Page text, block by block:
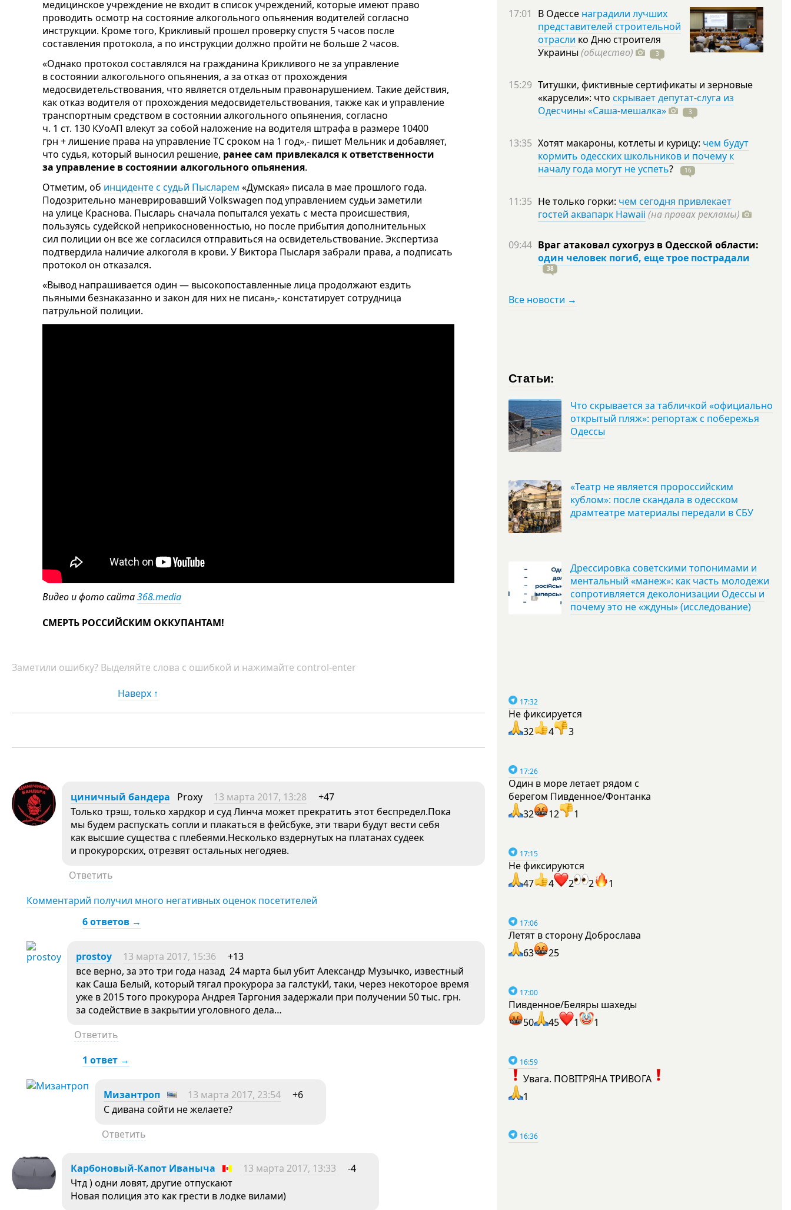
медицинское учреждение не входит в список учреждений, которые имеют право
проводить осмотр на состояние алкогольного опьянения водителей согласно
инструкции. Кроме того, Крикливый прошел проверку спустя 5 часов после
составления протокола, а по инструкции должно пройти не больше 2 часов.
«Однако протокол составлялся на гражданина Крикливого не за управление
в состоянии алкогольного опьянения, а за отказ от прохождения
медосвидетельствования, что является отдельным правонарушением. Такие действия,
как отказ водителя от прохождения медосвидетельствования, также как и управление
транспортным средством в состоянии алкогольного опьянения, согласно
ч. 1 ст. 130 КУоАП влекут за собой наложение на водителя штрафа в размере 10400
грн + лишение права на управление ТС сроком на 1 год»,- пишет Мельник и добавляет,
что судья, который выносил решение, ранее сам привлекался к ответственности
за управление в состоянии алкогольного опьянения.
Отметим, об инциденте с судьй Пысларем «Думская» писала в мае прошлого года.
Подозрительно маневрировавший Volkswagen под управлением судьи заметили
на улице Краснова. Пысларь сначала попытался уехать с места происшествия,
пользуясь судейской неприкосновенностью, но после прибытия дополнительных
сил полиции он все же согласился отправиться на освидетельствование. Экспертиза
подтвердила наличие алкоголя в крови. У Виктора Пысларя забрали права, а подписать
протокол он отказался.
«Вывод напрашивается один — высокопоставленные лица продолжают ездить
пьяными безнаказанно и закон для них не писан»,- констатирует сотрудница
патрульной полиции.
Видео и фото сайта368.media
СМЕРТЬ РОССИЙСКИМ ОККУПАНТАМ!
Заметили ошибку? Выделяйте слова с ошибкой и нажимайте control-enter
Наверх ↑
циничный бандера Proxy 13 марта 2017, 13:28
+47
Только трэш, только хардкор и суд Линча может прекратить этот беспредел.Пока
мы будем распускать сопли и плакаться в фейсбуке, эти твари будут вести себя
как высшие существа с плебеями.Несколько вздернутых на платанах судеек
и прокурорских, отрезвят остальных негодяев.
Ответить
Комментарий получил много негативных оценок посетителей
6 ответов →
prostoy 13 марта 2017, 15:36
+13
все верно, за это три года назад 24 марта был убит Александр Музычко, известный
как Саша Белый, который тягал прокурора за галстукИ, таки, через некоторое время
уже в 2015 того прокурора Андрея Таргония задержали при получении 50 тыс. грн.
за содействие в закрытии уголовного дела…
Ответить
1 ответ →
Мизантроп 13 марта 2017, 23:54
+6
С дивана сойти не желаете?
Ответить
Карбоновый-Капот Иваныча 13 марта 2017, 13:33
-4
Чтд ) одни ловят, другие отпускают
Новая полиция это как грести в лодке вилами)
17:01 В Одессе наградили лучших
представителей строительной
отрасли ко Дню строителя
Украины (общество) 3
15:29 Титушки, фиктивные сертификаты и зерновые
«карусели»: что скрывает депутат-слуга из
Одесчины «Саша-мешалка»
3
13:35 Хотят макароны, котлеты и курицу: чем будут
кормить одесских школьников и почему к
началу года могут не успеть? 16
11:35 Не только горки: чем сегодня привлекает
гостей аквапарк Hawaii (на правах рекламы)
09:44 Враг атаковал сухогруз в Одесской области:
один человек погиб, еще трое пострадали
38
Все новости →
Статьи:
Что скрывается за табличкой «официально
открытый пляж»: репортаж с побережья
Одессы
«Театр не является пророссийским
кублом»: после скандала в одесском
драмтеатре материалы передали в СБУ
Дрессировка советскими топонимами и
ментальный «манеж»: как часть молодежи
сопротивляется деколонизации Одессы и
почему это не «ждуны» (исследование)
17:32
Не фиксируется
32
4 3
17:26
Один в море летает рядом с
берегом Пивденное/Фонтанка
32
12 1
17:15
Не фиксируются
47
4 2 2 1
17:06
Летят в сторону Доброслава
63
25
17:00
Пивденное/Беляры шахеды
50
45 1 1
16:59
Увага. ПОВІТРЯНА ТРИВОГА
1
16:36